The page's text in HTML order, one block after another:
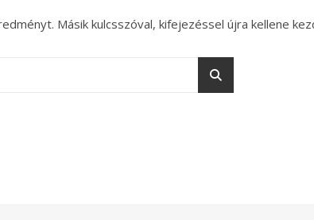
Másik kulcsszóval, kifejezéssel újra kellene